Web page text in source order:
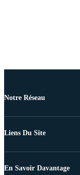
Notre Réseau
Liens Du Site
En Savoir Davantage